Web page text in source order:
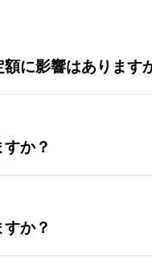
に影響はあります
か？
か？